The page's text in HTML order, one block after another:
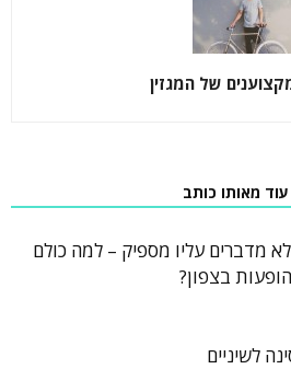
של המגזין
עוד מאותו כותב
מדברים עליו מספיק – למה כולם
בצפון?
לשיניים